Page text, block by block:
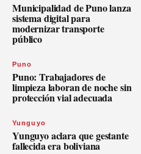
Municipalidad de Puno lanza
sistema digital para
modernizar transporte
público
Puno
Puno: Trabajadores de
limpieza laboran de noche sin
protección vial adecuada
Yunguyo
Yunguyo aclara que gestante
fallecida era boliviana